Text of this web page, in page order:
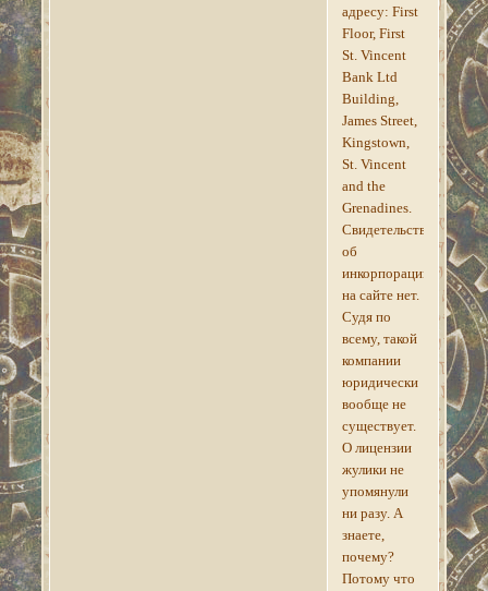
адресу: First
Floor, First
St. Vincent
Bank Ltd
Building,
James Street,
Kingstown,
St. Vincent
and the
Grenadines.
Свидетельства
об
инкорпорации
на сайте нет.
Судя по
всему, такой
компании
юридически
вообще не
существует.
О лицензии
жулики не
упомянули
ни разу. А
знаете,
почему?
Потому что